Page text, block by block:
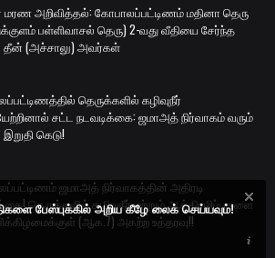
மரண அறிவித்தல்: கோபாலப்பட்டிணம் மதினா தெரு
பள்ளிவாசல் தெரு) 2-வது வீதியை சேர்ந்த
(அச்சாலு) அவர்கள்
தெருக்களில் கழிவுநீர்
சட்ட நடவடிக்கை: ஜமாஅத் நிர்வாகம் வரும்
கெடு!
ஜமாஅத் நிர்வாகத்தின் அதிரடி
தெருக்களில் கழிவுநீர் மற்றும் ஆக்கிரமிப்புகளை
(ஆக.7) அகற்ற உத்தரவு!!
பேஸ்புக்கில் அறிய கீழே லைக் செய்யவும்!